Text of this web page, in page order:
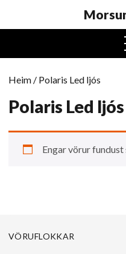
Heim / Polaris Led ljós
Polaris Led ljós
Engar vörur
VÖRUFLOKKAR